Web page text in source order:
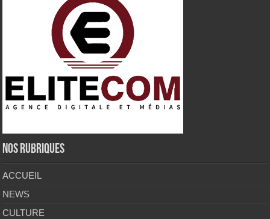
NOS RUBRIQUES
ACCUEIL
NEWS
CULTURE